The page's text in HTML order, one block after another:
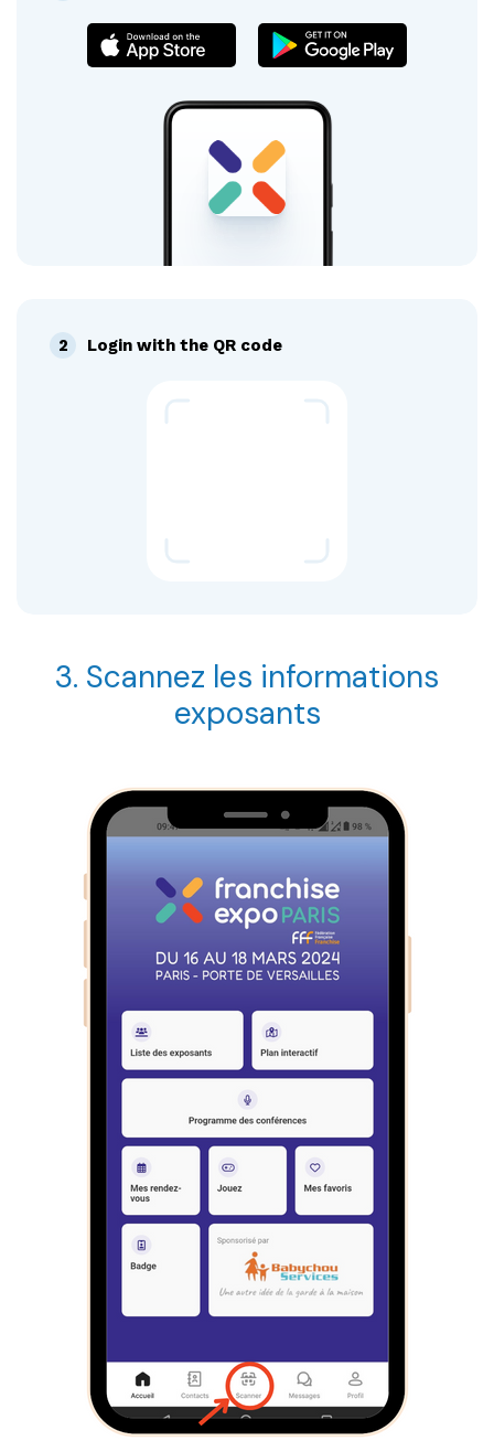
2 Login with the QR code
3. Scannez les informations
exposants